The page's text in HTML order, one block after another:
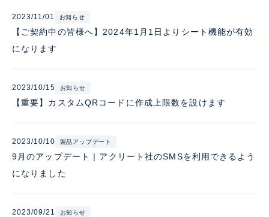
2023/11/01 お知らせ
【ご契約中の皆様へ】2024年1月1日よりシート機能が有効
になります
2023/10/15 お知らせ
【重要】カスタムQRコードに作成上限数を設けます
2023/10/10 製品アップデート
9月のアップデート | アクリート社のSMSを利用できるよう
になりました
2023/09/21 お知らせ